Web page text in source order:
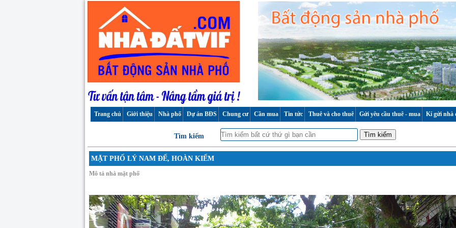
Trang chủ Giới thiệu Nhà phố Dự án BĐS Chung cư Cần mua Tin tức Thuê và cho thuê Gửi yêu cầu thuê - mua Kí gửi nhà
Tìm kiếm Tìm kiếm
MẶT PHỐ LÝ NAM ĐẾ, HOÀN KIẾM
Mô tả nhà mặt phố